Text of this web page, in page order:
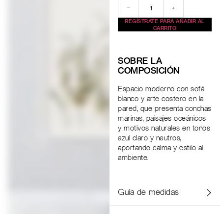
− +
REGÍSTRATE PARA AÑADIR AL
CARRITO
SOBRE LA
COMPOSICIÓN
Espacio moderno con sofá
blanco y arte costero en la
pared, que presenta conchas
marinas, paisajes oceánicos
y motivos naturales en tonos
azul claro y neutros,
aportando calma y estilo al
ambiente.
Guía de medidas